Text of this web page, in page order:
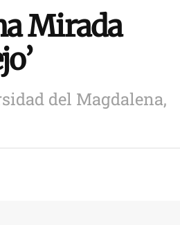
Mirada
del Magdalena,